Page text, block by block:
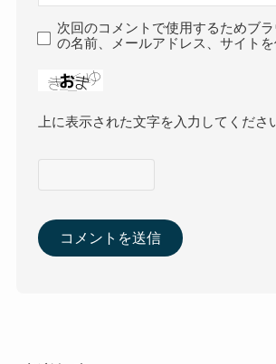
次回のコメントで使用するためブ
の名前、メールアドレス、サイトを
上に表示された文字を入力してくださ